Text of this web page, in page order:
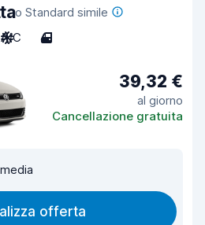
o Standard simile
A/C 4
39,32 €
al giorno
Cancellazione gratuita
offerta